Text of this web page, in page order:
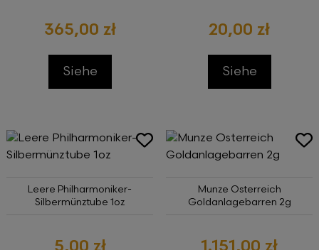
365,00 zł
Siehe
20,00 zł
Siehe
Leere Philharmoniker-
Silbermünztube 1oz
Munze Osterreich
Goldanlagebarren 2g